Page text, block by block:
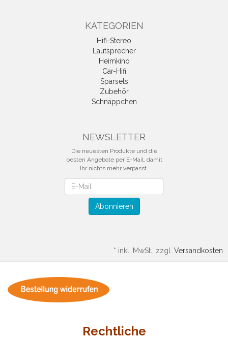
KATEGORIEN
Hifi-Stereo
Lautsprecher
Heimkino
Car-Hifi
Sparsets
Zubehör
Schnäppchen
NEWSLETTER
Die neuesten Produkte und die
besten Angebote per E-Mail, damit
Ihr nichts mehr verpasst.
Abonnieren
* inkl. MwSt., zzgl. Versandkosten
Rechtliche